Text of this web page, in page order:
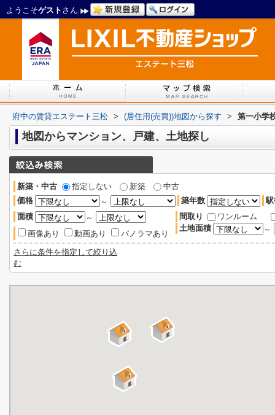
ようこそゲスト さん
府中の賃貸エステート三松 > (居住用(売買))地図から探す > 第一小学
地図からマンション、戸建、土地探し
新築・中古 指定しない 新築
中古
価格
～ 築年数
面積
～
画像あり
動画あり パノラマあり
間取り
ワンルーム
土地面積
～
さらに条件を指定して絞り込
む